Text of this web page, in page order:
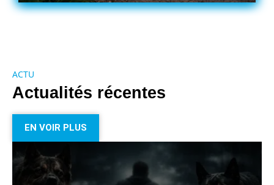
ACTU
Actualités récentes
EN VOIR PLUS